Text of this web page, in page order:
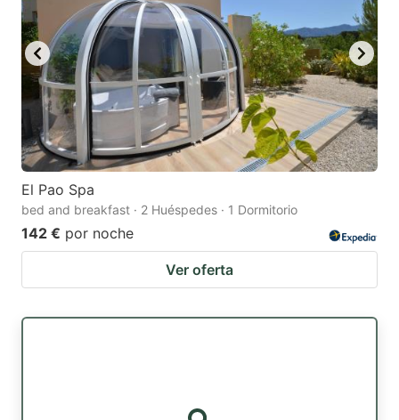
El Pao Spa
bed and breakfast · 2 Huéspedes · 1 Dormitorio
142 € por noche
Ver oferta